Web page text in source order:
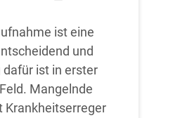
ist eine
und
ist in erster
Mangelnde
Krankheitserreger